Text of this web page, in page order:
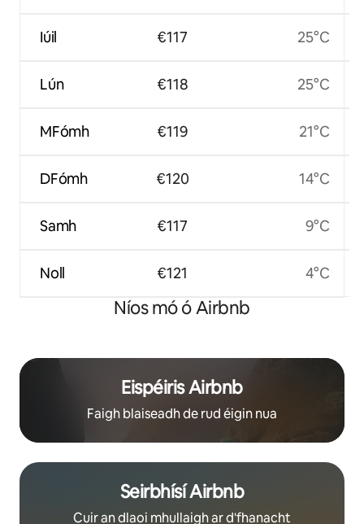
Iúil
Lún
MFómh
DFómh
Samh
Noll
€117
€118
€119
€120
€117
€121
25°C
25°C
21°C
14°C
9°C
4°C
Níos mó ó Airbnb
Eispéiris Airbnb
Faigh blaiseadh de rud éigin nua
Seirbhísí Airbnb
Cuir an dlaoi mhullaigh ar d'fhanacht